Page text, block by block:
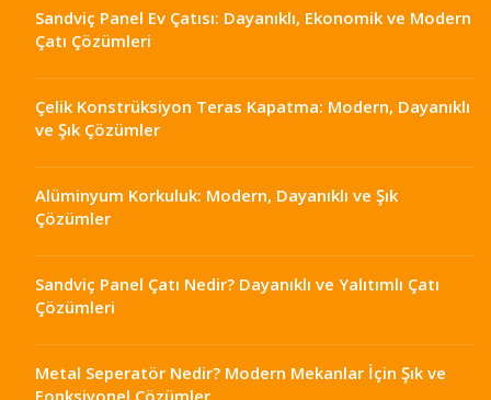
Sandviç Panel Ev Çatısı: Dayanıklı, Ekonomik ve Modern
Çatı Çözümleri
Çelik Konstrüksiyon Teras Kapatma: Modern, Dayanıklı
ve Şık Çözümler
Alüminyum Korkuluk: Modern, Dayanıklı ve Şık
Çözümler
Sandviç Panel Çatı Nedir? Dayanıklı ve Yalıtımlı Çatı
Çözümleri
Metal Seperatör Nedir? Modern Mekanlar İçin Şık ve